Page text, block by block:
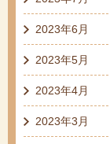
2023年6月
2023年5月
2023年4月
2023年3月